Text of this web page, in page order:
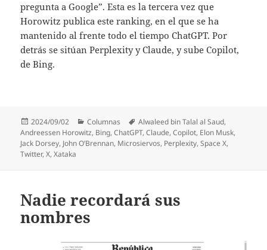
pregunta a Google”. Esta es la tercera vez que
Horowitz publica este ranking, en el que se ha
mantenido al frente todo el tiempo ChatGPT. Por
detrás se sitúan Perplexity y Claude, y sube Copilot,
de Bing.
Publicado
el
2024/09/02 Categorías
Columnas Etiquetas
Alwaleed bin Talal al Saud,
Andreessen Horowitz, Bing,ChatGPT,Claude,Copilot, Elon Musk,
Jack Dorsey, John O’Brennan, Microsiervos, Perplexity,Space X,
Twitter,X,Xataka
Nadie recordará sus
nombres